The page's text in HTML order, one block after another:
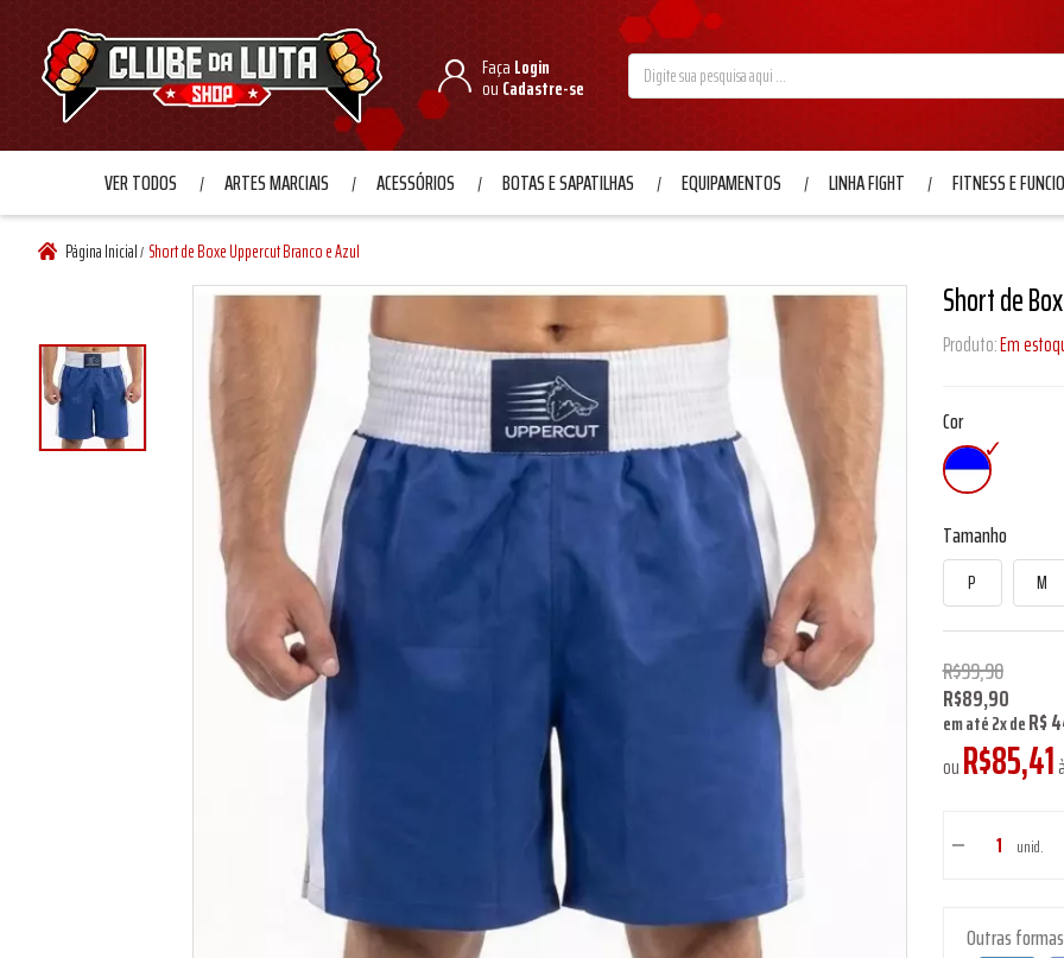
Faça Login
ou Cadastre-se
VER TODOS ARTES MARCIAIS ACESSÓRIOS BOTAS E SAPATILHAS EQUIPAMENTOS LINHA FIGHT FITNESS E
Página Inicial/ Short de Boxe Uppercut Branco e Azul
Short de
Produto:Em
Cor
Tamanho
P M
R$99,90
R$89,90
em até2xdeR$
ouR$85,41
unid.
Outras